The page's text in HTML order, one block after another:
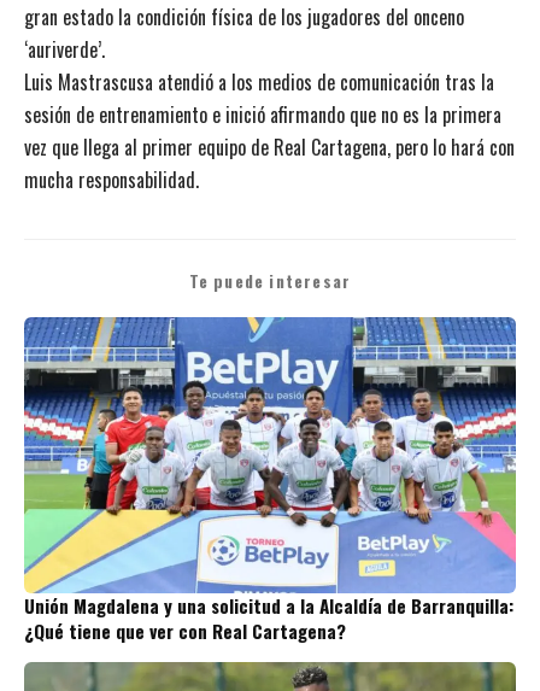
gran estado la condición física de los jugadores del onceno
‘auriverde’.
Luis Mastrascusa atendió a los medios de comunicación tras la
sesión de entrenamiento e inició afirmando que no es la primera
vez que llega al primer equipo de Real Cartagena, pero lo hará con
mucha responsabilidad.
Te puede interesar
Unión Magdalena y una solicitud a la Alcaldía de Barranquilla:
¿Qué tiene que ver con Real Cartagena?